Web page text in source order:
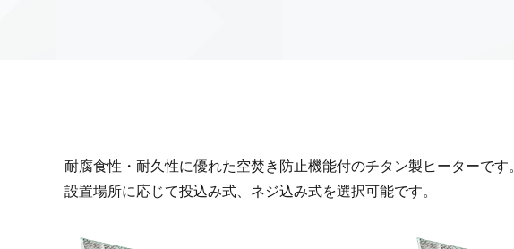
耐腐食性・耐久性に優れた空焚き防止機能付のチタン製ヒーターです。
設置場所に応じて投込み式、ネジ込み式を選択可能です。